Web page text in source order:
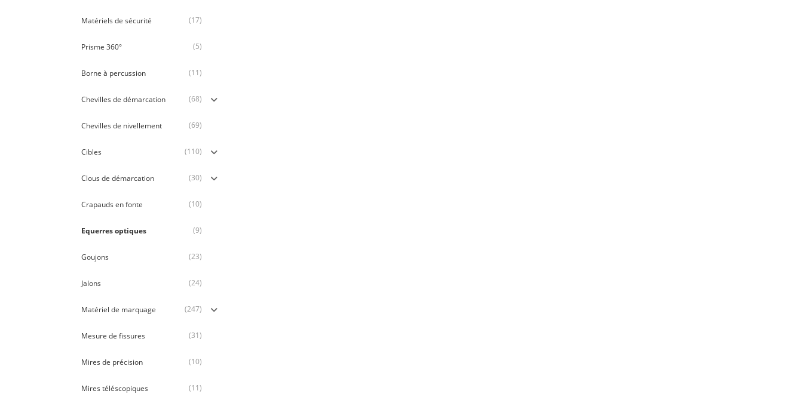
Matériels de sécurité (17)
Prisme 360° (5)
Borne à percussion (11)
Chevilles de démarcation (68)
Chevilles de nivellement (69)
Cibles (110)
Clous de démarcation (30)
Crapauds en fonte (10)
Equerres optiques (9)
Goujons (23)
Jalons (24)
Matériel de marquage (247)
Mesure de fissures (31)
Mires de précision (10)
Mires téléscopiques (11)